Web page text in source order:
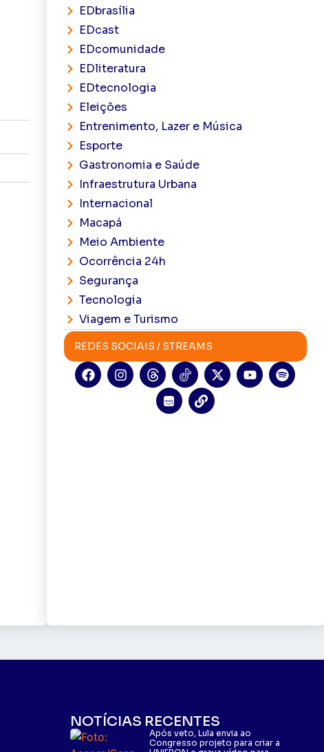
EDbrasília
EDcast
EDcomunidade
EDliteratura
EDtecnologia
Eleições
Entrenimento, Lazer e Música
Esporte
Gastronomia e Saúde
Infraestrutura Urbana
Internacional
Macapá
Meio Ambiente
Ocorrência 24h
Segurança
Tecnologia
Viagem e Turismo
REDES SOCIAIS / STREAMS
NOTÍCIAS RECENTES
Após veto, Lula envia ao
Congresso projeto para criar a